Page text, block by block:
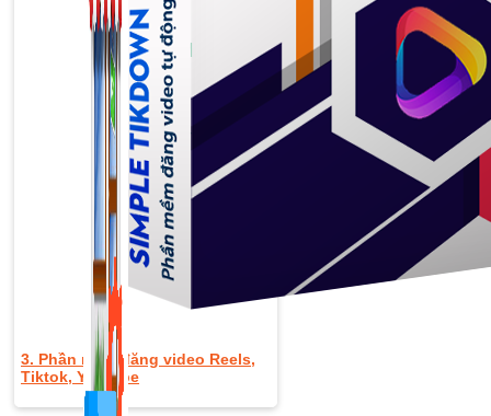
Kiếm Tiền MMO
1,422 bài viết
3. Phần mềm đăng video Reels,
Tiktok, Youtube